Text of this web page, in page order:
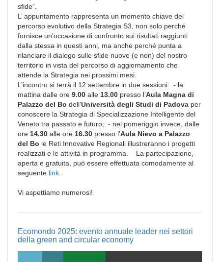
sfide”.
L’ appuntamento rappresenta un momento chiave del
percorso evolutivo della Strategia S3, non solo perché
fornisce un'occasione di confronto sui risultati raggiunti
dalla stessa in questi anni, ma anche perché punta a
rilanciare il dialogo sulle sfide nuove (e non) del nostro
territorio in vista del percorso di aggiornamento che
attende la Strategia nei prossimi mesi.
L’incontro si terrà il 12 settembre in due sessioni: - la
mattina dalle ore 9.00 alle 13.00 presso l’Aula Magna di
Palazzo del Bo dell’Università degli Studi di Padova per
conoscere la Strategia di Specializzazione Intelligente del
Veneto tra passato e futuro; - nel pomeriggio invece, dalle
ore 14.30 alle ore 16.30 presso l'Aula Nievo a Palazzo
del Bo le Reti Innovative Regionali illustreranno i progetti
realizzati e le attività in programma.
La partecipazione,
aperta e gratuita, può essere effettuata comodamente al
seguente link
Vi aspettiamo numerosi!
Ecomondo 2025: evento annuale leader nei settori
della green and circular economy